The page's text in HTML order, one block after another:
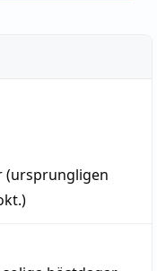
(ursprungligen